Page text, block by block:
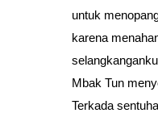
untuk
karena
Mbak Tun
Terkada